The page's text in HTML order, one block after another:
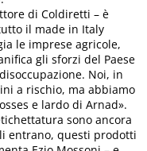
di Coldiretti – è
il made in Italy
le imprese agricole,
gli sforzi del Paese
Noi, in
a rischio, ma abbiamo
e lardo di Arnad».
sono ancora
entrano, questi prodotti